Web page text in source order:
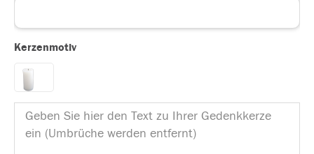
Kerzenmotiv